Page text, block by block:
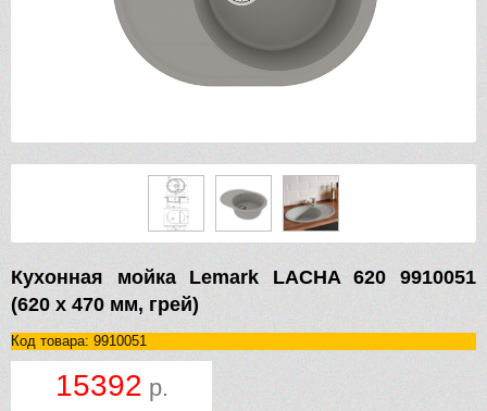
Кухонная мойка Lemark LACHA 620 9910051
(620 х 470 мм, грей)
Код товара: 9910051
15392 р.